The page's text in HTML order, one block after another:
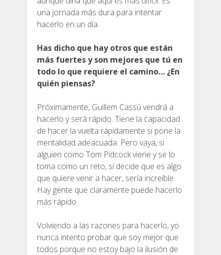
una jornada más dura para intentar
hacerlo en un día.
Has dicho que hay otros que están
más fuertes y son mejores que tú en
todo lo que requiere el camino… ¿En
quién piensas?
Próximamente, Guillem Cassú vendrá a
hacerlo y será rápido. Tiene la capacidad
de hacer la vuelta rápidamente si pone la
mentalidad adeacuada. Pero vaya, si
alguien como Tom Pidcock viene y se lo
toma como un reto, si decide que es algo
que quiere venir a hacer, sería increíble.
Hay gente que claramente puede hacerlo
más rápido.
Volviendo a las razones para hacerlo, yo
nunca intento probar que soy mejor que
todos porque no estoy bajo la ilusión de